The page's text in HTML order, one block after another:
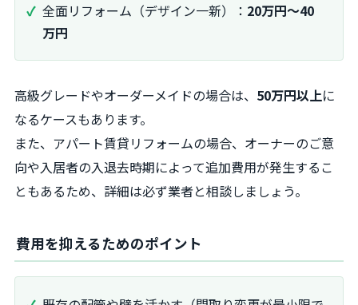
全面リフォーム（デザイン一新）： 20万円～40
万円
高級グレードやオーダーメイドの場合は、 50万円以上に
なるケースもあります。
また、アパート賃貸リフォームの場合、オーナーのご意
向や入居者の入退去時期によって追加費用が発生するこ
ともあるため、詳細は必ず業者と相談しましょう。
費用を抑えるためのポイント